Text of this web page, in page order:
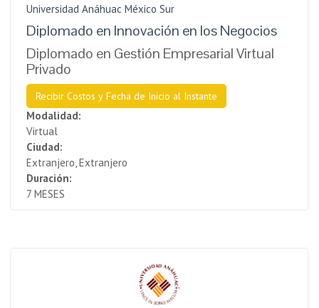
Universidad Anáhuac México Sur
Diplomado en Innovación en los Negocios
Diplomado en Gestión Empresarial Virtual
Privado
Recibir Costos y Fecha de Inicio al Instante
Modalidad:
Virtual
Ciudad:
Extranjero, Extranjero
Duración:
7 MESES